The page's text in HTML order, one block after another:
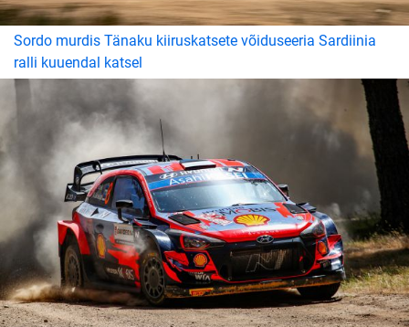
Sordo murdis Tänaku kiiruskatsete võiduseeria Sardiinia
ralli kuuendal katsel